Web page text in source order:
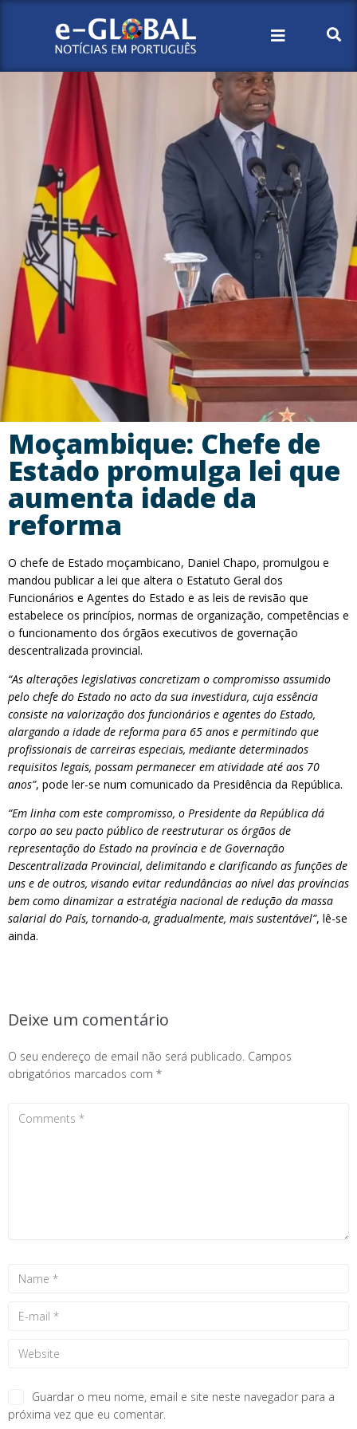
Moçambique: Chefe de
Estado promulga lei que
aumenta idade da
reforma
O chefe de Estado moçambicano, Daniel Chapo, promulgou e
mandou publicar a lei que altera o Estatuto Geral dos
Funcionários e Agentes do Estado e as leis de revisão que
estabelece os princípios, normas de organização, competências e
o funcionamento dos órgãos executivos de governação
descentralizada provincial.
“As alterações legislativas concretizam o compromisso assumido
pelo chefe do Estado no acto da sua investidura, cuja essência
consiste na valorização dos funcionários e agentes do Estado,
alargando a idade de reforma para 65 anos e permitindo que
profissionais de carreiras especiais, mediante determinados
requisitos legais, possam permanecer em atividade até aos 70
anos”, pode ler-se num comunicado da Presidência da República.
“Em linha com este compromisso, o Presidente da República dá
corpo ao seu pacto público de reestruturar os órgãos de
representação do Estado na província e de Governação
Descentralizada Provincial, delimitando e clarificando as funções de
uns e de outros, visando evitar redundâncias ao nível das províncias
bem como dinamizar a estratégia nacional de redução da massa
salarial do País, tornando-a, gradualmente, mais sustentável”, lê-se
ainda.
Deixe um comentário
O seu endereço de email não será publicado. Campos
obrigatórios marcados com *
Guardar o meu nome, email e site neste navegador para a
próxima vez que eu comentar.